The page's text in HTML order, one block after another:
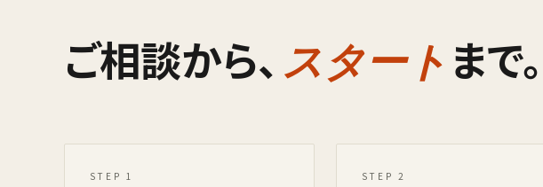
ご相談から、 スタート まで。
STEP 1 STEP 2